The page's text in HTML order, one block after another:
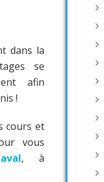
dans la
se
afin
!
cours et
vous
, à